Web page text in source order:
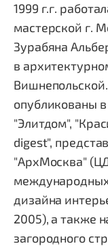
1999 г.г.
мастерской г.
Зурабяна
в
опубликованы
"Элитдом",
digest",
"АрхМосква"
дизайна
2005), а также
загородного